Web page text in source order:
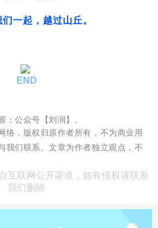
一起，越过山丘。
END
：公众号【刘润】。
络，版权归原作者所有，不为商业用
我们联系。文章为作者独立观点，不
互联网公开渠道，如有侵权请联系
我们删除